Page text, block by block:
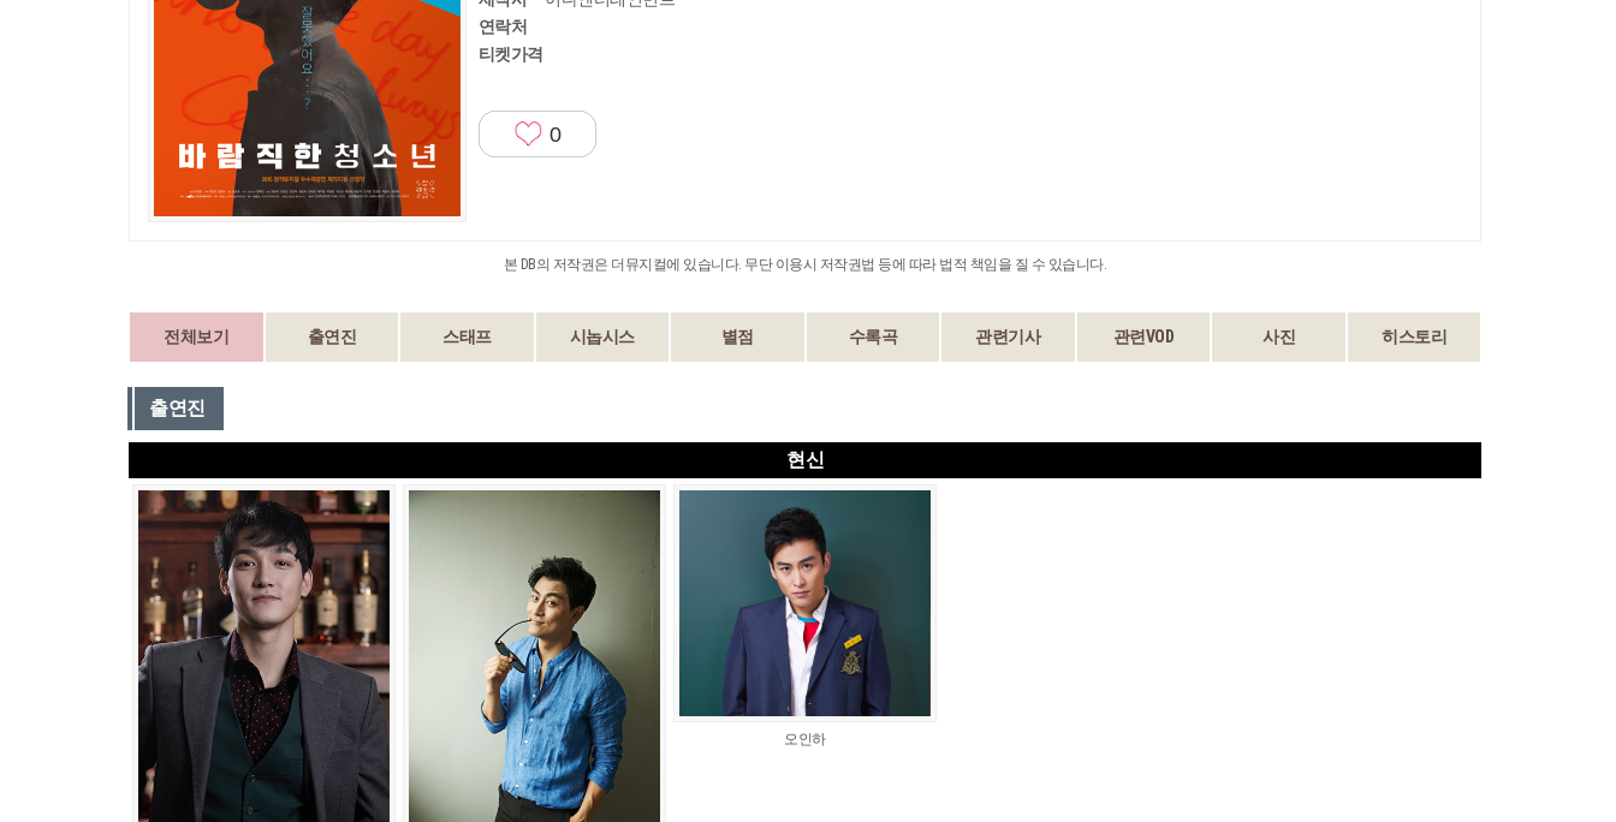
연락처
티켓가격
0
본 DB의 저작권은 더뮤지컬에 있습니다. 무단 이용시 저작권법 등에 따라 법적 책임을 질 수 있습니다.
전체보기 출연진 스태프 시놉시스 별점 수록곡 관련기사 관련VOD 사진 히스토리
출연진
현신
오인하